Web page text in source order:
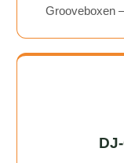
Grooveboxen